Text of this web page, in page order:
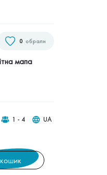
обрали
0
мапа
1 - 4 UA